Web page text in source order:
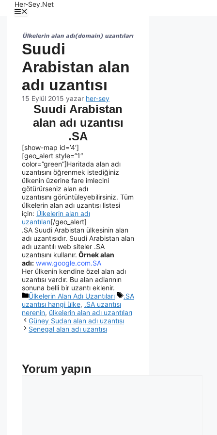
Her-Sey.Net
Suudi
Arabistan alan
adı uzantısı
15 Eylül 2015 yazar her-sey
Suudi Arabistan
alan adı uzantısı
.SA
[show-map id=’4′]
[geo_alert style=”1″
color=”green”]Haritada alan adı
uzantısını öğrenmek istediğiniz
ülkenin üzerine fare imlecini
götürürseniz alan adı
uzantısını görüntüleyebilirsiniz. Tüm
ülkelerin alan adı uzantısı listesi
için: Ülkelerin alan adı
uzantıları[/geo_alert]
.SA Suudi Arabistan ülkesinin alan
adı uzantısıdır. Suudi Arabistan alan
adı uzantılı web siteler .SA
uzantısını kullanır. Örnek alan
adı: www.google.com.SA
Her ülkenin kendine özel alan adı
uzantısı vardır. Bu alan adlarının
sonuna belli bir uzantı eklenir.
Ülkelerin Alan Adı Uzantıları
.SA
uzantısı hangi ülke, .SA uzantısı
nerenin, ülkelerin alan adı uzantıları
Güney Sudan alan adı uzantısı
Senegal alan adı uzantısı
Yorum yapın